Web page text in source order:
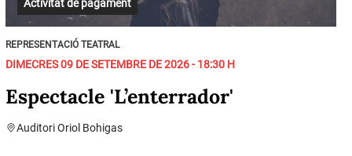
Activitat de pagament
REPRESENTACIÓ TEATRAL
DIMECRES 09 DE SETEMBRE DE 2026 - 18:30 H
Espectacle 'L’enterrador'
Auditori Oriol Bohigas